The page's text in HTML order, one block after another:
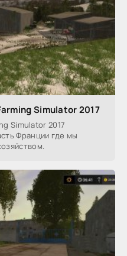
Simulator 2017
Simulator 2017
Франции где мы